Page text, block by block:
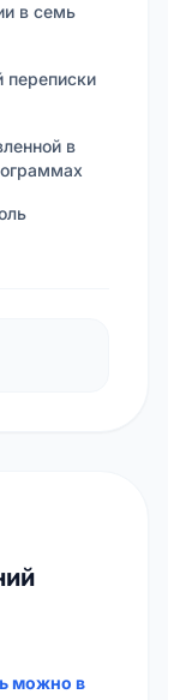
в семь
переписки
в
можно в